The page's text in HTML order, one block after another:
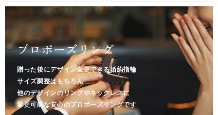
プロポーズリング
贈った後にデザイン変更できる婚約指輪
サイズ調整はもちろん
他のデザインのリングやネックレスに
変更可能な安心のプロポーズリングです